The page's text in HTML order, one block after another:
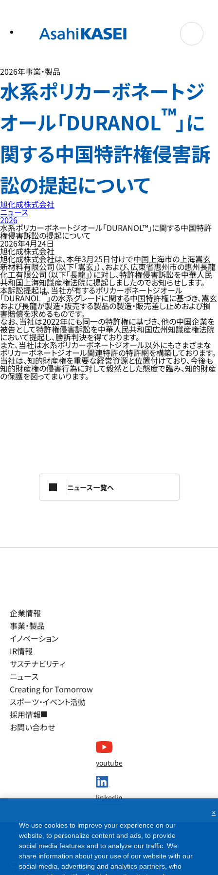
2026年事業・製品
水系ポリカーボネートジ
オール「DURANOL™」に
関する中国特許権侵害訴
訟の提起について
旭化成株式会社
ニュース
2026
水系ポリカーボネートジオール「DURANOL™」に関する中国特許
権侵害訴訟の提起について
2026年4月24日
旭化成株式会社
旭化成株式会社は、本年3月25日付けで中国上海市の上海嵩玄
新材料有限公司（以下「嵩玄」）、および、広東省惠州市の惠州長龍
化工有限公司（以下「長龍」）に対し、特許権侵害訴訟を中華人民
共和国上海知識産権法院に提起しましたのでお知らせします。
本訴訟提起は、当社が有するポリカーボネートジオール
「DURANOL™」の水系グレードに関する中国特許権に基づき、嵩玄
および長龍が製造・販売する製品の製造・販売差し止めおよび損
害賠償を求めるものです。
なお、当社は2022年にも同一の特許権に基づき、他の中国企業を
被告として特許権侵害訴訟を中華人民共和国広州知識産権法院
において提起し、勝訴判決を得ております。
また、当社は水系ポリカーボネートジオール以外にもさまざまな
ポリカーボネートジオール関連特許の特許網を構築しております。
当社は、知的財産権を重要な経営資源と位置付けており、今後も
知的財産権の侵害行為に対して毅然とした態度で臨み、知的財産
の保護を図ってまいります。
ニュース一覧へ
企業情報
事業・製品
イノベーション
IR情報
サステナビリティ
ニュース
Creating for Tomorrow
スポーツ・イベント活動
採用情報
お問い合わせ
youtube
linkedin
ご利用条件
We use cookies to improve your experience on our
website, to personalize content and ads, to provide
social media features and to analyze our traffic. We
share information about your use of our website with our
social media, advertising and analytics partners, who
×